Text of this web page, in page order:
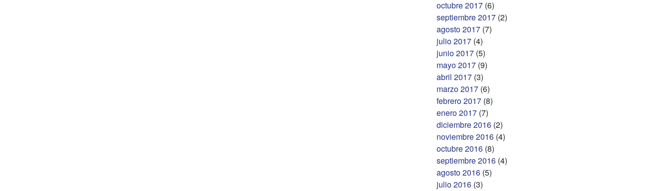
octubre 2017 (6)
septiembre 2017 (2)
agosto 2017 (7)
julio 2017 (4)
junio 2017 (5)
mayo 2017 (9)
abril 2017 (3)
marzo 2017 (6)
febrero 2017 (8)
enero 2017 (7)
diciembre 2016 (2)
noviembre 2016 (4)
octubre 2016 (8)
septiembre 2016 (4)
agosto 2016 (5)
julio 2016 (3)